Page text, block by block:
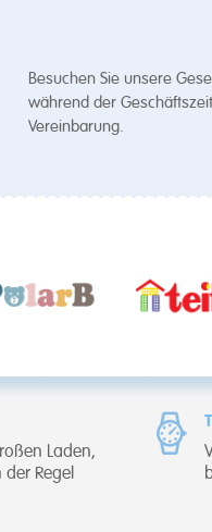
Besuchen Sie unsere
während der
Vereinbarung.
Laden,
der Regel